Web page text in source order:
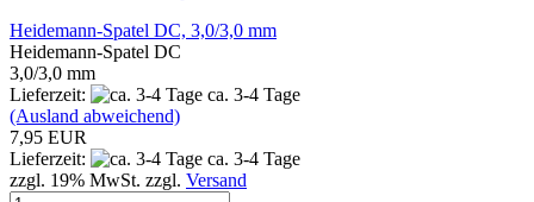
Heidemann-Spatel DC, 3,0/3,0 mm
Heidemann-Spatel DC
3,0/3,0 mm
Lieferzeit:
ca. 3-4 Tage
(Ausland abweichend)
7,95 EUR
Lieferzeit:
ca. 3-4 Tage
zzgl. 19% MwSt. zzgl. Versand